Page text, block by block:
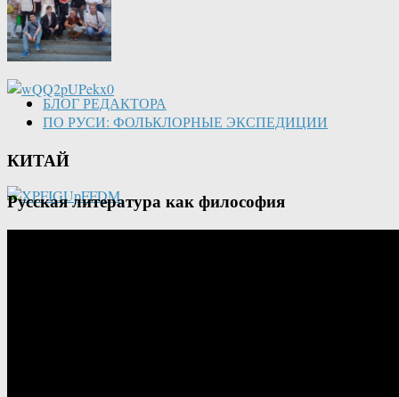
БЛОГ РЕДАКТОРА
ПО РУСИ: ФОЛЬКЛОРНЫЕ ЭКСПЕДИЦИИ
КИТАЙ
Русская литература как философия